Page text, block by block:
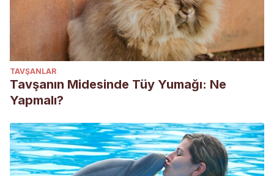
TAVŞANLAR
Tavşanın Midesinde Tüy Yumağı: Ne
Yapmalı?